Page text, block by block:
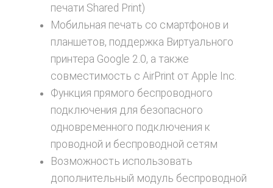
печати Shared Print)
Мобильная печать со смартфонов и
планшетов, поддержка Виртуального
принтера Google 2.0, а также
совместимость с AirPrint от Apple Inc.
Функция прямого беспроводного
подключения для безопасного
одновременного подключения к
проводной и беспроводной сетям
Возможность использовать
дополнительный модуль беспроводной